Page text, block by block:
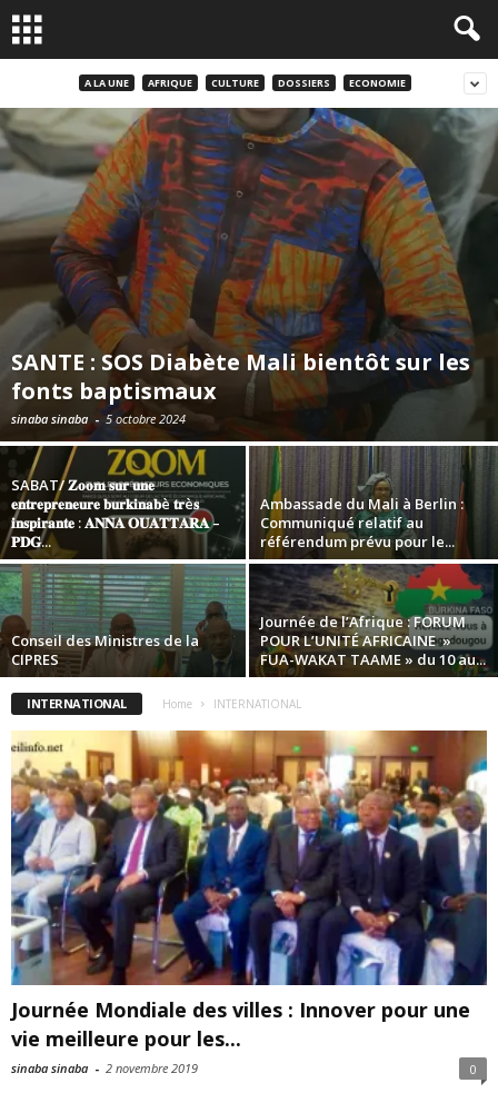
A LA UNE AFRIQUE CULTURE DOSSIERS ECONOMIE
SANTE : SOS Diabète Mali bientôt sur les
fonts baptismaux
sinaba sinaba - 5 octobre 2024
SABAT/ 𝐙𝐨𝐨𝐦 𝐬𝐮𝐫 𝐮𝐧𝐞
𝐞𝐧𝐭𝐫𝐞𝐩𝐫𝐞𝐧𝐞𝐮𝐫𝐞 𝐛𝐮𝐫𝐤𝐢𝐧𝐚𝐛è 𝐭𝐫è𝐬
𝐢𝐧𝐬𝐩𝐢𝐫𝐚𝐧𝐭𝐞 : 𝐀𝐍𝐍𝐀 𝐎𝐔𝐀𝐓𝐓𝐀𝐑𝐀 –
𝐏𝐃𝐆...
Ambassade du Mali à Berlin :
Communiqué relatif au
référendum prévu pour le...
Conseil des Ministres de la
CIPRES
Journée de l’Afrique : FORUM
POUR L’UNITÉ AFRICAINE »
FUA-WAKAT TAAME » du 10 au...
INTERNATIONAL Home INTERNATIONAL
Journée Mondiale des villes : Innover pour une
vie meilleure pour les...
sinaba sinaba - 2 novembre 2019 0